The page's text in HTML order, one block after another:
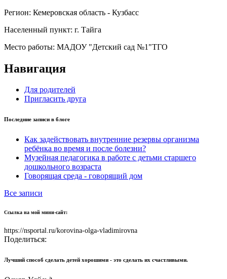
Регион: Кемеровская область - Кузбасс
Населенный пункт: г. Тайга
Место работы: МАДОУ "Детский сад №1"ТГО
Навигация
Для родителей
Пригласить друга
Последние записи в блоге
Как задействовать внутренние резервы организма
ребёнка во время и после болезни?
Музейная педагогика в работе с детьми старшего
дошкольного возраста
Говорящая среда - говорящий дом
Все записи
Ссылка на мой мини-сайт:
https://nsportal.ru/korovina-olga-vladimirovna
Поделиться:
Лучший способ сделать детей хорошими - это сделать их счастливыми.